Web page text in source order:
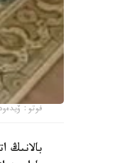
فوتو:
بالانىڭ